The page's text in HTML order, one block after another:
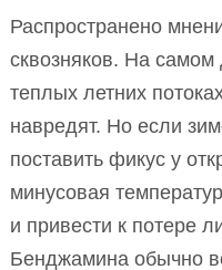
Распространено
сквозняков. На самом
теплых летних
навредят. Но если
поставить фикус у
минусовая
и привести к потере
Бенджамина обычно